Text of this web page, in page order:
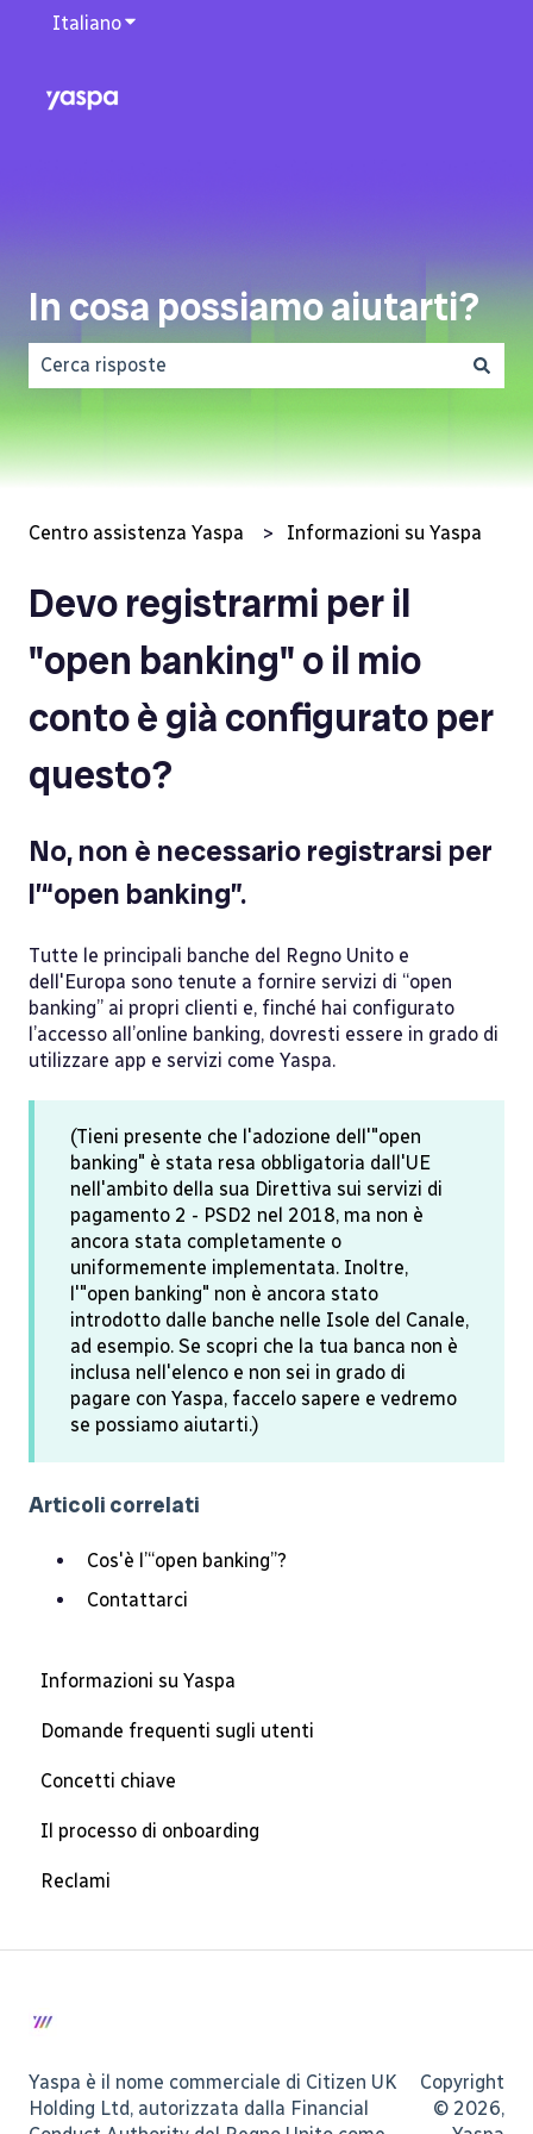
ItalianoMostra sottomenu per le traduzioni
In cosa possiamo aiutarti?
Centro assistenza Yaspa Informazioni su Yaspa
Devo registrarmi per il
"open banking" o il mio
conto è già configurato per
questo?
No, non è necessario registrarsi per
l’“open banking”.
Tutte le principali banche del Regno Unito e
dell'Europa sono tenute a fornire servizi di “open
banking” ai propri clienti e, finché hai configurato
l’accesso all’online banking, dovresti essere in grado di
utilizzare app e servizi come Yaspa.
(Tieni presente che l'adozione dell'"open
banking" è stata resa obbligatoria dall'UE
nell'ambito della sua Direttiva sui servizi di
pagamento 2 - PSD2 nel 2018, ma non è
ancora stata completamente o
uniformemente implementata. Inoltre,
l'"open banking" non è ancora stato
introdotto dalle banche nelle Isole del Canale,
ad esempio. Se scopri che la tua banca non è
inclusa nell'elenco e non sei in grado di
pagare con Yaspa, faccelo sapere e vedremo
se possiamo aiutarti.)
Articoli correlati
Cos'è l’“open banking”?
Contattarci
Informazioni su Yaspa
Domande frequenti sugli utenti
Concetti chiave
Il processo di onboarding
Reclami
Yaspa è il nome commerciale di Citizen UK
Holding Ltd, autorizzata dalla Financial
Copyright
© 2026,